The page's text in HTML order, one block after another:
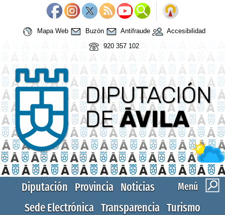
Mapa Web Buzón Antifraude
Accesibilidad
920 357 102
Menú
Diputación Provincia Noticias
Sede Electrónica Transparencia Turismo